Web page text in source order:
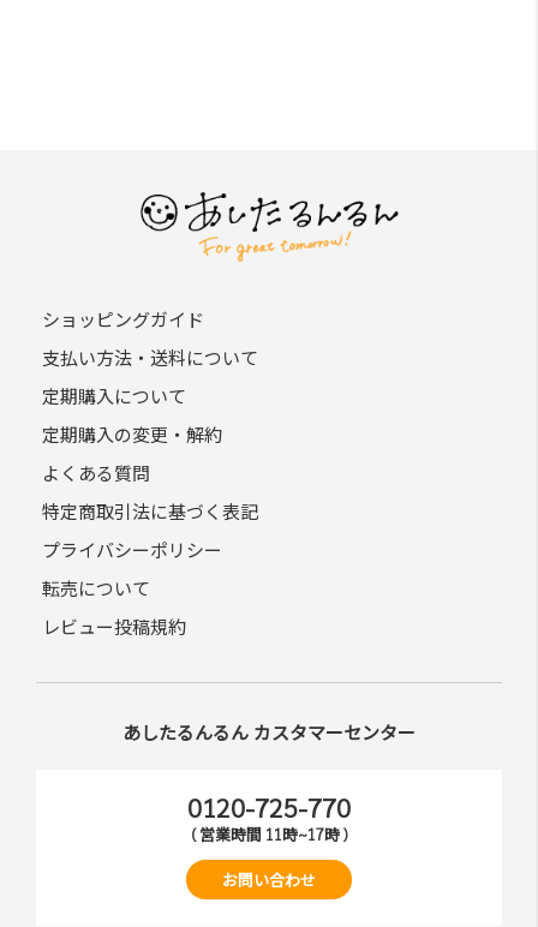
第3条（会員のみなさまへの通知）
本規約の変更のケース以外に当社が必要と判断した場合、
当社は、会員に対し随時必要な事項を通知します。
通知したものとみなします。
第4条（会員登録）
当サイトにおいてのご購入には会員登録が必要になりま
す。
※ログインには、会員登録時に入力したメールアドレスお
よびパスワードが必要になります。
第5条（個⼈情報）
当サイトを利⽤するにあたって、会員の住所、電話番号、
購⼊履歴などの⼤切な個⼈情報がネットサーバ上に登録さ
るものとし、法令などにより開⽰が求められる場合を除
き、開⽰しないものとします。
※チャートなど⼀個⼈が特定できない範囲で集計する場合
第6条（会員登録の拒否）
会員登録の申し込みを当社が受けた際、架空の⼈物を登録
した場合や、本⼈以外の第三者の会員登録をした場合、過
ショッピングガイド
支払い方法・送料について
定期購入について
定期購入の変更・解約
よくある質問
特定商取引法に基づく表記
プライバシーポリシー
転売について
レビュー投稿規約
あしたるんるん カスタマーセンター
0120-725-770
( 営業時間 11時~17時 )
お問い合わせ